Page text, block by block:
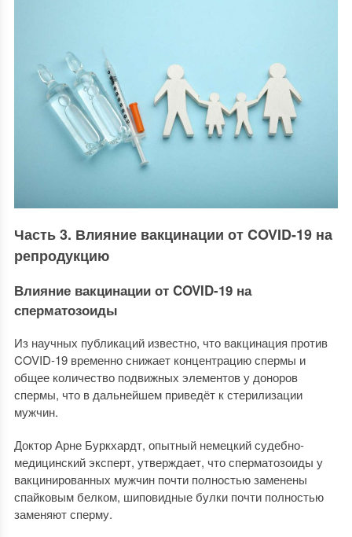
Часть 3. Влияние вакцинации от COVID-19 на
репродукцию
Влияние вакцинации от COVID-19 на
сперматозоиды
Из научных публикаций известно, что вакцинация против
COVID-19 временно снижает концентрацию спермы и
общее количество подвижных элементов у доноров
спермы, что в дальнейшем приведёт к стерилизации
мужчин.
Доктор Арне Буркхардт, опытный немецкий судебно-
медицинский эксперт, утверждает, что сперматозоиды у
вакцинированных мужчин почти полностью заменены
спайковым белком, шиповидные булки почти полностью
заменяют сперму.